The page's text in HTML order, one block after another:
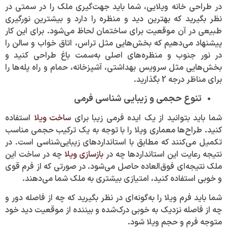
در طراحی خانه ویلایی، شما باید جهت‌گیری ملک را در سمتی در
نظر بگیرید که بهترین دید و منظره را دارد و بیشترین نورگیری
طبیعی در آن موقعیت برای ساختمان لحاظ می‌شود. برای این کار
پیشنهاد می‌دهیم که بخش‌هایی مثل تراس، اتاق خواب و سالن را
در نور جنوب و منظره‌های اصلی به‌سمت باغ طراحی کنید و
بخش‌هایی مثل سرویس بهداشتی، آشپزخانه، حمام و راه پله‌ها را
برای مناظر درجه 2 بگذارید.
تنوع حجمی و زیبایی شناسی فرمی
شما باید بتوانید از یک ایده فرمی زیبا برای ساخت ویلااستفاده
کنید. طراح‌ها معماری ویلا را با توجه به یک ترکیب حجمی مناسب
تکمیل می‌کنند که مطابق با استاندارد‌های زیبایی‌شناسی است. در
نتیجه رعایت این استاندارد‌ها چه در بازسازی ویلاچه در ساخت این
ملک نتیجه‌ای فوق‌العاده حاصل می‌شود. در صورتی که از فرم قوی
و خوبی استفاده کنید، امتیازی بیشتری به ملک شما می‌دهند.
شما باید فرم ویلا را به‌گونه‌ای در نظر بگیرید که چه از فاصله دور و
چه از فاصله نزدیک به خوبی درک‌شده و بیننده از موقعیت دید خود
متوجه فرم و حجم ویلا ‌شود.